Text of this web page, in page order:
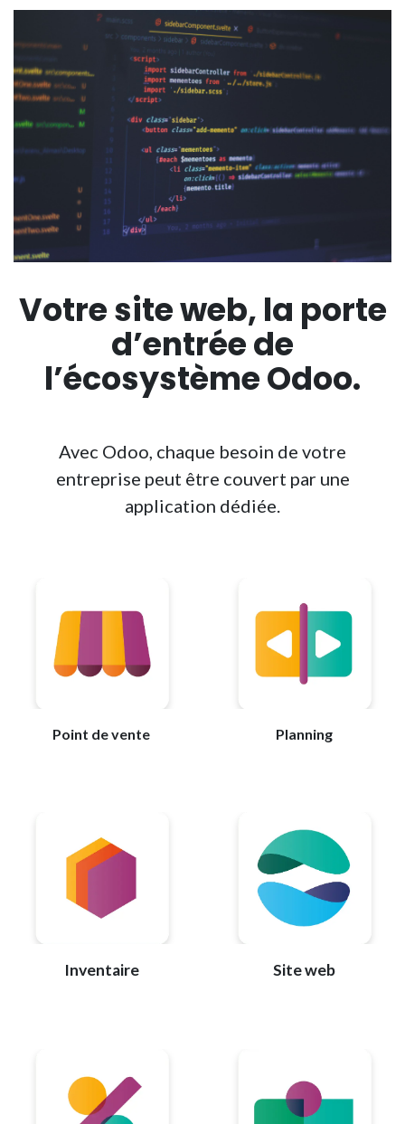
Votre site web, la porte
d’entrée de
l’écosystèmeOdoo.
Avec Odoo, chaque besoin de votre
entreprise peut être couvert par une
application dédiée.
Point de vente Planning
Inventaire Site web